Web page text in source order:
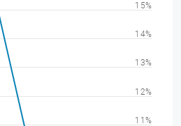
11%
12%
13%
14%
15%